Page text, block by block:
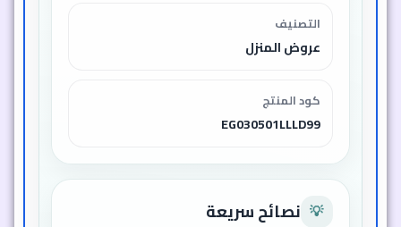
التصنيف
عروض المنزل
كود المنتج
EG030501LLLD99
💡 نصائح سريعة